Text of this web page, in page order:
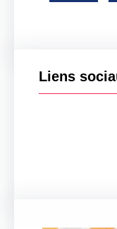
Liens